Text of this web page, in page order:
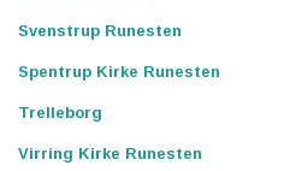
Svenstrup Runesten
Spentrup Kirke Runesten
Trelleborg
Virring Kirke Runesten